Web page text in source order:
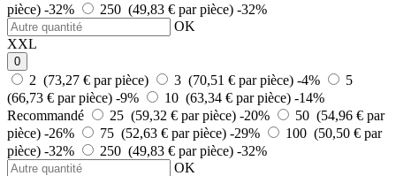
pièce) -32% 250 (49,83 € par pièce) -32%
OK
XXL
0
2 (73,27 € par pièce) 3 (70,51 € par pièce) -4%
5
(66,73 € par pièce) -9% 10 (63,34 € par pièce) -14%
Recommandé
25 (59,32 € par pièce) -20%
50 (54,96 € par
pièce) -26% 75 (52,63 € par pièce) -29%
100 (50,50 € par
pièce) -32% 250 (49,83 € par pièce) -32%
OK